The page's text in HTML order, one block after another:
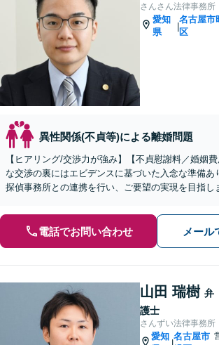
さんさん法律事務所
愛知
県
|
名古屋市
区
異性関係(不貞等)による離婚問題
【ヒアリング/交渉力が強み】【不貞慰謝料／婚姻
な交渉の裏にはエビデンスに基づいた入念な準備あ
探偵事務所との連携を行い、ご要望の実現を目指し
電話でお問い合わせ メール
山田 瑞樹 弁
護士
さんずい法律事務所
愛知
|
名古屋市